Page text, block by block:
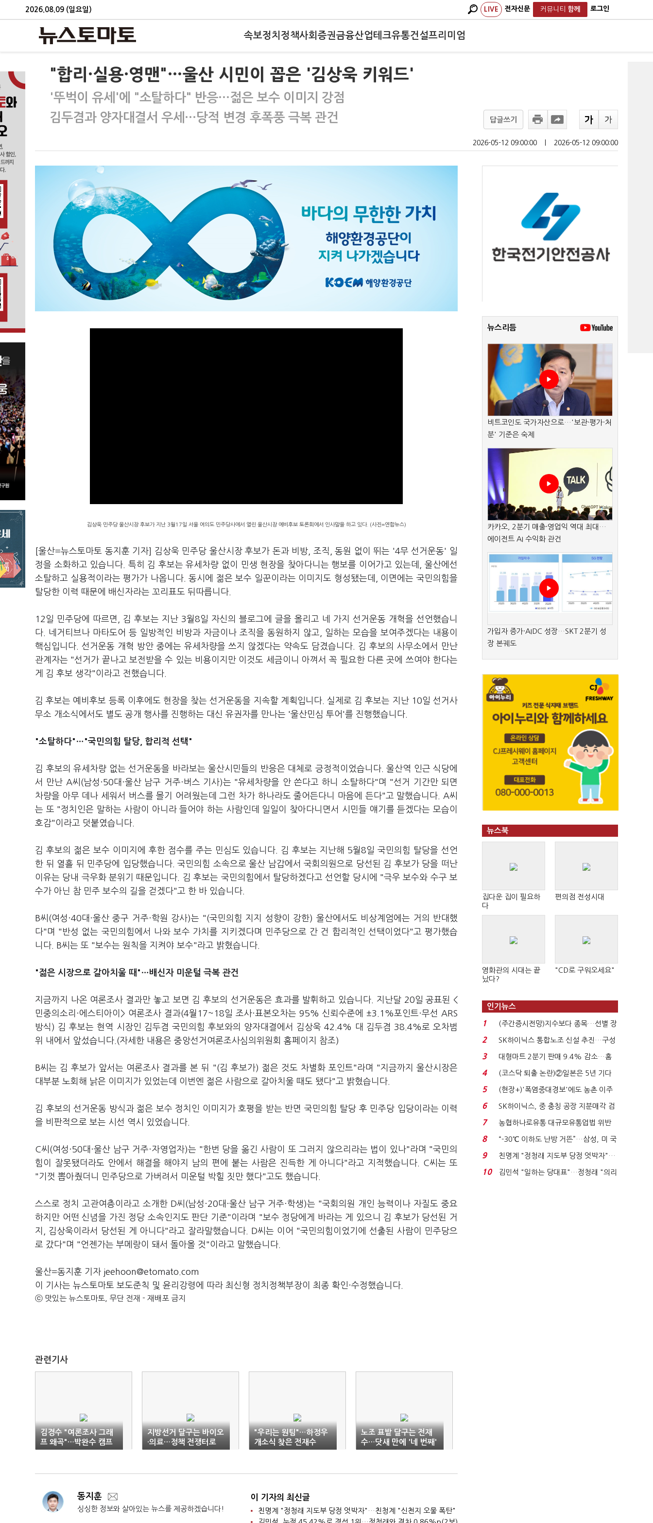
2026.08.09 (일요일) LIVE 전자신문 커뮤니티 함께 로그인
속보정치 정책사회 증권금융산업테크유통건설프리미엄
"합리·실용·영맨"…울산 시민이 꼽은 '김상욱 키워드'
'뚜벅이 유세'에 "소탈하다" 반응…젊은 보수 이미지 강점
김두겸과 양자대결서 우세…당적 변경 후폭풍 극복 관건
답글쓰기
2026-05-12 09:00:00 2026-05-12 09:00:00
김상욱 민주당 울산시장 후보가 지난 3월17일 서울 여의도 민주당사에서 열린 울산시장 예비후보 토론회에서 인사말을 하고 있다. (사진=연합뉴스)
[울산=뉴스토마토 동지훈 기자] 김상욱 민주당 울산시장 후보가 돈과 비방, 조직, 동원 없이 뛰는 '4무 선거운동' 일
정을 소화하고 있습니다. 특히 김 후보는 유세차량 없이 민생 현장을 찾아다니는 행보를 이어가고 있는데, 울산에선
소탈하고 실용적이라는 평가가 나옵니다. 동시에 젊은 보수 일꾼이라는 이미지도 형성됐는데, 이면에는 국민의힘을
탈당한 이력 때문에 배신자라는 꼬리표도 뒤따릅니다.
12일 민주당에 따르면, 김 후보는 지난 3월8일 자신의 블로그에 글을 올리고 네 가지 선거운동 개혁을 선언했습니
다. 네거티브나 마타도어 등 일방적인 비방과 자금이나 조직을 동원하지 않고, 일하는 모습을 보여주겠다는 내용이
핵심입니다. 선거운동 개혁 방안 중에는 유세차량을 쓰지 않겠다는 약속도 담겼습니다. 김 후보의 사무소에서 만난
관계자는 "선거가 끝나고 보전받을 수 있는 비용이지만 이것도 세금이니 아껴서 꼭 필요한 다른 곳에 쓰여야 한다는
게 김 후보 생각"이라고 전했습니다.
김 후보는 예비후보 등록 이후에도 현장을 찾는 선거운동을 지속할 계획입니다. 실제로 김 후보는 지난 10일 선거사
무소 개소식에서도 별도 공개 행사를 진행하는 대신 유권자를 만나는 '울산민심 투어'를 진행했습니다.
"소탈하다"…"국민의힘 탈당, 합리적 선택"
김 후보의 유세차량 없는 선거운동을 바라보는 울산시민들의 반응은 대체로 긍정적이었습니다. 울산역 인근 식당에
서 만난 A씨(남성·50대·울산 남구 거주·버스 기사)는 "유세차량을 안 쓴다고 하니 소탈하다"며 "선거 기간만 되면
차량을 아무 데나 세워서 버스를 몰기 어려웠는데 그런 차가 하나라도 줄어든다니 마음에 든다"고 말했습니다. A씨
는 또 "정치인은 말하는 사람이 아니라 들어야 하는 사람인데 일일이 찾아다니면서 시민들 얘기를 듣겠다는 모습이
호감"이라고 덧붙였습니다.
김 후보의 젊은 보수 이미지에 후한 점수를 주는 민심도 있습니다. 김 후보는 지난해 5월8일 국민의힘 탈당을 선언
한 뒤 열흘 뒤 민주당에 입당했습니다. 국민의힘 소속으로 울산 남갑에서 국회의원으로 당선된 김 후보가 당을 떠난
이유는 당내 극우화 분위기 때문입니다. 김 후보는 국민의힘에서 탈당하겠다고 선언할 당시에 "극우 보수와 수구 보
수가 아닌 참 민주 보수의 길을 걷겠다"고 한 바 있습니다.
B씨(여성·40대·울산 중구 거주·학원 강사)는 "(국민의힘 지지 성향이 강한) 울산에서도 비상계엄에는 거의 반대했
다"며 "반성 없는 국민의힘에서 나와 보수 가치를 지키겠다며 민주당으로 간 건 합리적인 선택이었다"고 평가했습
니다. B씨는 또 "보수는 원칙을 지켜야 보수"라고 밝혔습니다.
"젊은 시장으로 갈아치울 때"…배신자 미운털 극복 관건
지금까지 나온 여론조사 결과만 놓고 보면 김 후보의 선거운동은 효과를 발휘하고 있습니다. 지난달 20일 공표된 <
민중의소리·에스티아이> 여론조사 결과(4월17~18일 조사·표본오차는 95% 신뢰수준에 ±3.1%포인트·무선 ARS
방식) 김 후보는 현역 시장인 김두겸 국민의힘 후보와의 양자대결에서 김상욱 42.4% 대 김두겸 38.4%로 오차범
위 내에서 앞섰습니다.(자세한 내용은 중앙선거여론조사심의위원회 홈페이지 참조)
B씨는 김 후보가 앞서는 여론조사 결과를 본 뒤 "(김 후보가) 젊은 것도 차별화 포인트"라며 "지금까지 울산시장은
대부분 노회해 낡은 이미지가 있었는데 이번엔 젊은 사람으로 갈아치울 때도 됐다"고 밝혔습니다.
김 후보의 선거운동 방식과 젊은 보수 정치인 이미지가 호평을 받는 반면 국민의힘 탈당 후 민주당 입당이라는 이력
을 비판적으로 보는 시선 역시 있었습니다.
C씨(여성·50대·울산 남구 거주·자영업자)는 "한번 당을 옮긴 사람이 또 그러지 않으리라는 법이 있나"라며 "국민의
힘이 잘못됐더라도 안에서 해결을 해야지 남의 편에 붙는 사람은 진득한 게 아니다"라고 지적했습니다. C씨는 또
"기껏 뽑아줬더니 민주당으로 가버려서 미운털 박힐 짓만 했다"고도 했습니다.
스스로 정치 고관여층이라고 소개한 D씨(남성·20대·울산 남구 거주·학생)는 "국회의원 개인 능력이나 자질도 중요
하지만 어떤 신념을 가진 정당 소속인지도 판단 기준"이라며 "보수 정당에게 바라는 게 있으니 김 후보가 당선된 거
지, 김상욱이라서 당선된 게 아니다"라고 잘라말했습니다. D씨는 이어 "국민의힘이었기에 선출된 사람이 민주당으
로 갔다"며 "언젠가는 부메랑이 돼서 돌아올 것"이라고 말했습니다.
울산=동지훈 기자 jeehoon@etomato.com
이 기사는 뉴스토마토 보도준칙 및 윤리강령에 따라 최신형 정치정책부장이 최종 확인·수정했습니다.
ⓒ 맛있는 뉴스토마토, 무단 전재 - 재배포 금지
관련기사
김경수 "여론조사 그래
프 왜곡"…박완수 캠프
경찰 고발
지방선거 달구는 바이오
·의료…정책 전쟁터로
"우리는 원팀"…하정우
개소식 찾은 전재수
노조 표밭 달구는 전재
수…닷새 만에 '네 번째'
동지훈
싱싱한 정보와 살아있는 뉴스를 제공하겠습니다!
이 기자의 최신글
친명계 "정청래 지도부 당정 엇박자"…친청계 "신천지 오물 폭탄"
뉴스리듬
비트코인도 국가자산으로…'보관·평가·처
분' 기준은 숙제
카카오, 2분기 매출·영업익 역대 최대…
에이전트 AI 수익화 관건
가입자 증가·AIDC 성장…SKT 2분기 성
장 본궤도
뉴스북
집다운 집이 필요하
다
편의점 전성시대
영화관의 시대는 끝
났다?
"CD로 구워오세요"
인기뉴스
1
(주간증시전망)지수보다 종목…선별 장
세 이어진다...
2
SK하이닉스 통합노조 신설 추진…구성
원간 성과급 불...
3
대형마트 2분기 판매 9.4% 감소…홈
플러스 사태 여파...
4
(코스닥 퇴출 논란)②일본은 5년 기다
려주는데 우리는 ...
5
(현장+)'폭염중대경보'에도 농촌 이주
노동자는 강행군…'야...
6
SK하이닉스, 중 충칭 공장 지분매각 검
토?…“확정된 바...
7
농협하나로유통 대규모유통업법 위반
적발…공정위, 과...
8
“-30℃ 이하도 난방 거뜬”…삼성, 미 국
립연구소와 개...
9
친명계 "정청래 지도부 당정 엇박자"…
친청계 "신천지 오...
10
김민석 "일하는 당대표"…정청래 "의리